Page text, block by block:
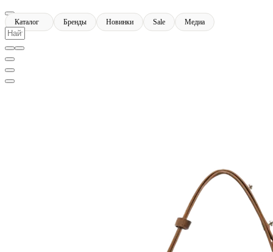
Каталог Бренды Новинки Sale Медиа